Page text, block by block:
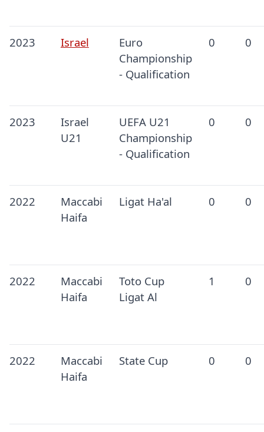
2023 Israel
Euro
Championship
- Qualification
0 0
2023
Israel
U21
UEFA U21
Championship
- Qualification
0 0
2022
Maccabi
Haifa
Ligat Ha'al 0 0
2022
Maccabi
Haifa
Toto Cup
Ligat Al
1 0
2022
Maccabi
Haifa
State Cup 0 0